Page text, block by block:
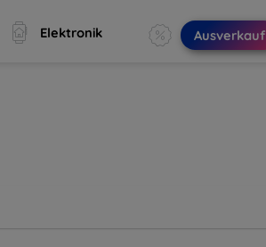
Elektronik Ausverkauf